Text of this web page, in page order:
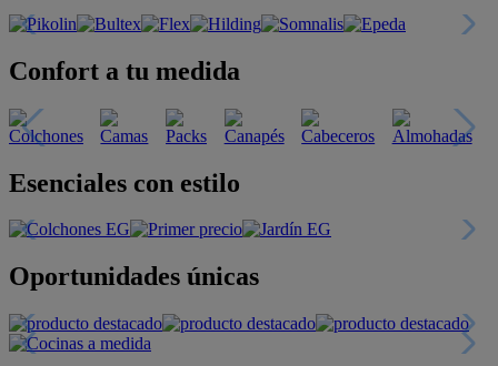
Confort a tu medida
Esenciales con estilo
Oportunidades únicas